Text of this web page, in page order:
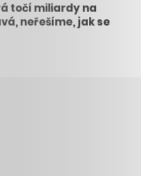
točí miliardy na
neřešíme, jak se